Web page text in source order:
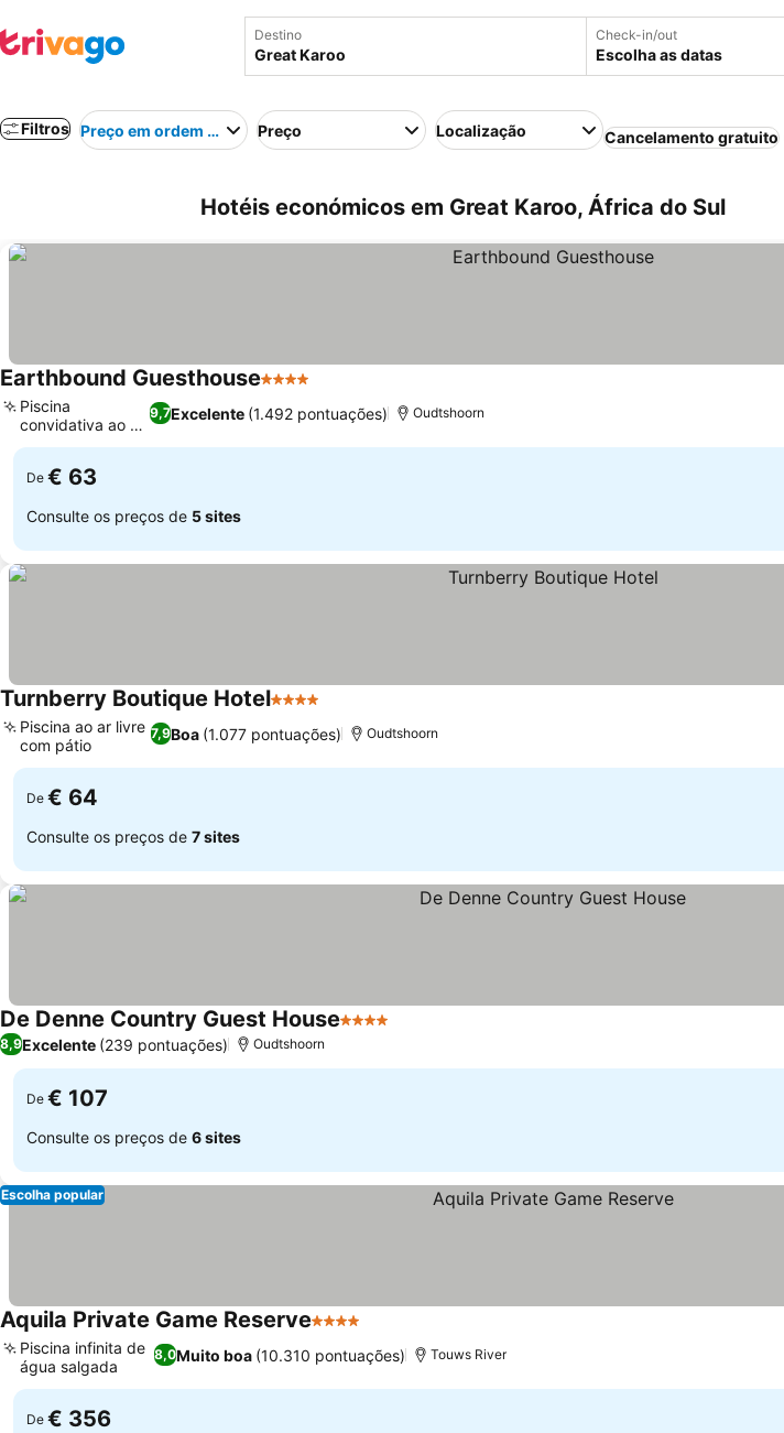
Destino Check-in/out
Escolha as datas
Filtros Preço em ordem crescentePreço Localização Cancelamento gratuito
Hotéis económicos em Great Karoo, África do Sul
Earthbound Guesthouse4 Estrelas
9,7Excelente (1.492 pontuações)
Piscina
convidativa ao ar
livre
Oudtshoorn
De € 63
Consulte os preços de 5 sites
Turnberry Boutique Hotel4 Estrelas
7,9Boa (1.077 pontuações)
Piscina ao ar livre
com pátio
Oudtshoorn
De € 64
Consulte os preços de 7 sites
De Denne Country Guest House4 Estrelas
8,9Excelente (239 pontuações) Oudtshoorn
De € 107
Consulte os preços de 6 sites
Escolha popular
Aquila Private Game Reserve4 Estrelas
8,0Muito boa (10.310 pontuações)
Piscina infinita de
água salgada
Touws River
De € 356